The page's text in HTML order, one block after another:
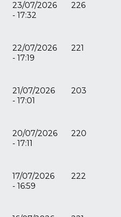
23/07/2026
- 17:32
226
22/07/2026
- 17:19
221
21/07/2026
- 17:01
203
20/07/2026
- 17:11
220
17/07/2026
- 16:59
222